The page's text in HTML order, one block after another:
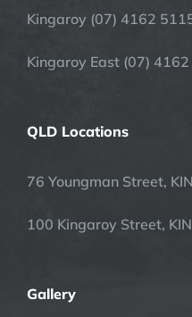
Kingaroy (07) 4162
Kingaroy East (07)
QLD Locations
76 Youngman Street,
100 Kingaroy Street,
Gallery